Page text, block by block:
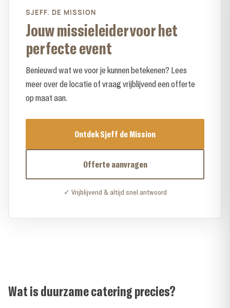
SJEFF. DE MISSION
Jouw missieleider voor het
perfecte event
Benieuwd wat we voor je kunnen betekenen? Lees
meer over de locatie of vraag vrijblijvend een offerte
op maat aan.
Ontdek Sjeff de Mission
Offerte aanvragen
✓ Vrijblijvend & altijd snel antwoord
Wat is duurzame catering precies?